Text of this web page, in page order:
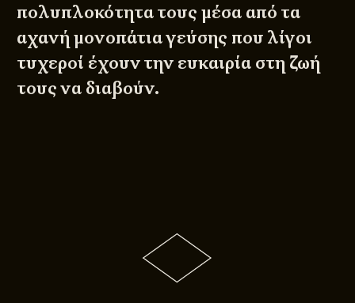
πολυπλοκότητα τους μέσα από τα
αχανή μονοπάτια γεύσης που λίγοι
τυχεροί έχουν την ευκαιρία στη ζωή
τους να διαβούν.